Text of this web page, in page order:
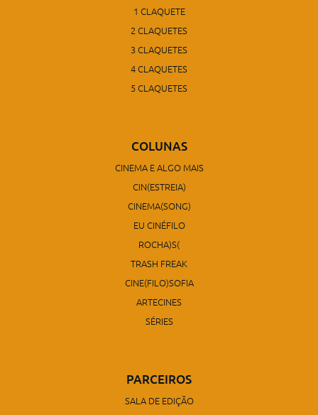
1 CLAQUETE
2 CLAQUETES
3 CLAQUETES
4 CLAQUETES
5 CLAQUETES
COLUNAS
CINEMA E ALGO MAIS
CIN(ESTREIA)
CINEMA(SONG)
EU CINÉFILO
ROCHA)S(
TRASH FREAK
CINE(FILO)SOFIA
ARTECINES
SÉRIES
PARCEIROS
SALA DE EDIÇÃO